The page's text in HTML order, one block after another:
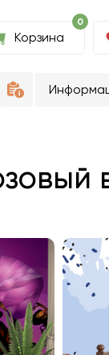
0
Корзина